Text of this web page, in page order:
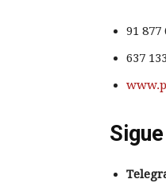
91 877
637